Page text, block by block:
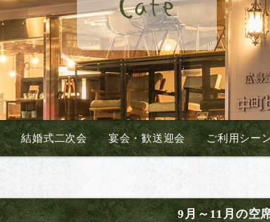
結婚式二次会 宴会・歓送迎会 ご利用シー
9月～11月の空